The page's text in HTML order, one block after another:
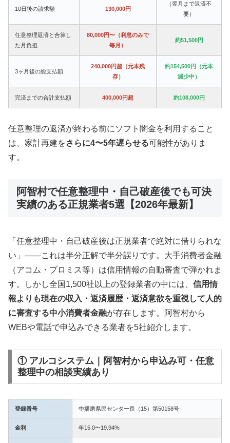
10日後の請求額 130,000円
（翌月まで返済不
要）
任意整理返済と合算し
た月負担
80,000円〜（利息のみで
毎月）
約51,500円
3ヶ月後の総支払額
240,000円超（元本残
存）
約154,500円（元本
減少中）
完済までの合計支払額 400,000円超 約108,000円
任意整理の返済が終わる前にソフト闇金を利用すること
は、家計再建をさらに4〜5年遅らせる可能性がありま
す。
阿智村で任意整理中・自己破産後でも可決
実績のある正規業者5選【2026年最新】
「任意整理中・自己破産後は正規業者で絶対に借りられな
い」——これは半分正解で半分誤りです。大手消費者金融
（アコム・プロミス等）は信用情報の自動審査で弾かれま
す。しかし全国1,500社以上の登録業者の中には、 信用情
報よりも現在の収入・返済履歴・返済意欲を重視して人的
に審査する中小消費者金融が存在します。阿智村から
WEBや電話で申込みできる業者を5社紹介します。
① アルコシステム｜阿智村から申込み可・任意
整理中の相談実績あり
登録番号 中播磨県民センター長（15）第50158号
金利 年15.0〜19.94%